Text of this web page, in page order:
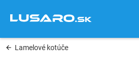
obsah
Lamelové kotúče